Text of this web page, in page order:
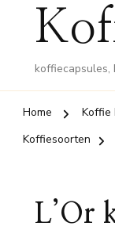
koffiecapsules,
Home Koffie
Koffiesoorten
L’Or